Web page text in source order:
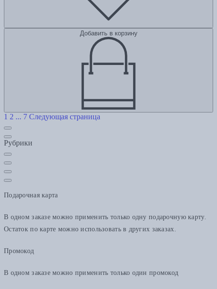
Добавить в корзину
1 2 ... 7 Следующая страница
Рубрики
Подарочная карта
В одном заказе можно применить только одну подарочную карту.
Остаток по карте можно использовать в других заказах.
Промокод
В одном заказе можно применить только один промокод